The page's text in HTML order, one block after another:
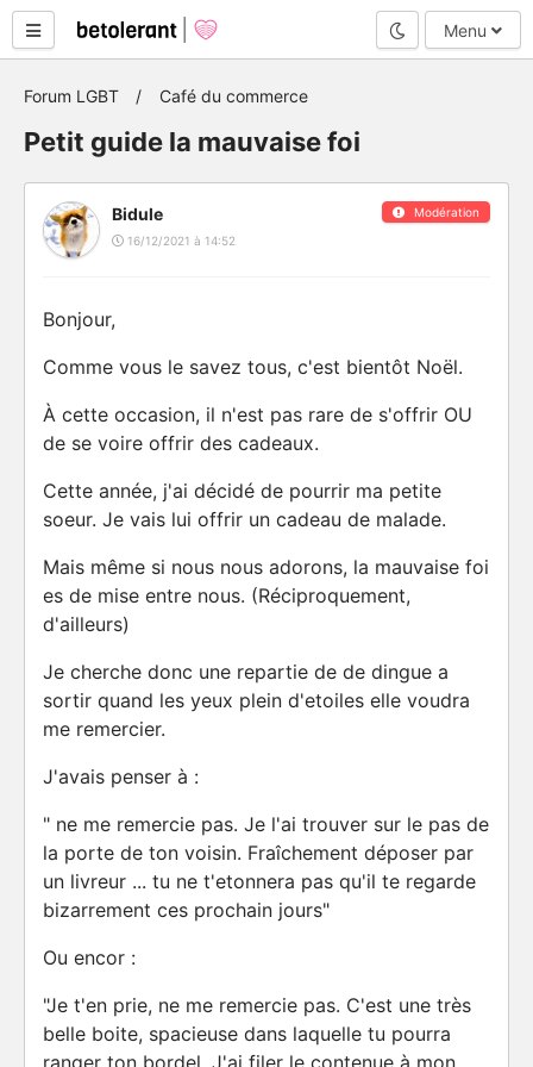
Mode nuit
Menu
Forum LGBT Café du commerce
Petit guide la mauvaise foi
Modération
Bidule
16/12/2021 à 14:52
Bonjour,
Comme vous le savez tous, c'est bientôt Noël.
À cette occasion, il n'est pas rare de s'offrir OU
de se voire offrir des cadeaux.
Cette année, j'ai décidé de pourrir ma petite
soeur. Je vais lui offrir un cadeau de malade.
Mais même si nous nous adorons, la mauvaise foi
es de mise entre nous. (Réciproquement,
d'ailleurs)
Je cherche donc une repartie de de dingue a
sortir quand les yeux plein d'etoiles elle voudra
me remercier.
J'avais penser à :
" ne me remercie pas. Je l'ai trouver sur le pas de
la porte de ton voisin. Fraîchement déposer par
un livreur ... tu ne t'etonnera pas qu'il te regarde
bizarrement ces prochain jours"
Ou encor :
"Je t'en prie, ne me remercie pas. C'est une très
belle boite, spacieuse dans laquelle tu pourra
ranger ton bordel. J'ai filer le contenue à mon